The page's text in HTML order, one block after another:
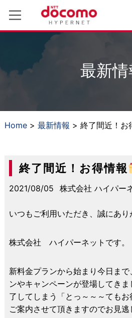
最新情
Home> 最新情報 > 終了間近！お
終了間近！お得情報
2021/08/05 株式会社 ハイパー
いつもご利用いただき、誠にあり
株式会社 ハイパーネットです。
新料金プランから始まり今日ま
ンやキャンペーンが登場してき
了してしまう「とっ～～～ても
ご案内させて頂きますのでお見逃